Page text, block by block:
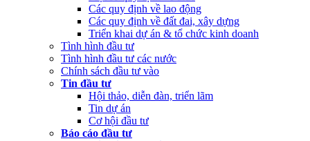
Các quy định về lao động
Các quy định về đất đai, xây dựng
Triển khai dự án & tổ chức kinh doanh
Tình hình đầu tư
Tình hình đầu tư các nước
Chính sách đầu tư vào
Tin đầu tư
Hội thảo, diễn đàn, triển lãm
Tin dự án
Cơ hội đầu tư
Báo cáo đầu tư